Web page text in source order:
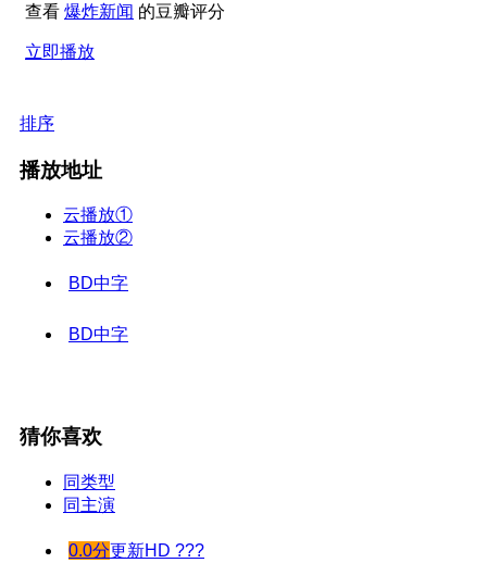
查看 爆炸新闻 的豆瓣评分
立即播放
排序
播放地址
云播放①
云播放②
BD中字
BD中字
猜你喜欢
同类型
同主演
0.0分更新HD ???